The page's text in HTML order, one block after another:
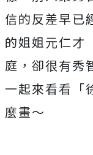
信的反差早已
的姐姐元仁才
庭，卻很有秀
一起來看看「
麼畫～